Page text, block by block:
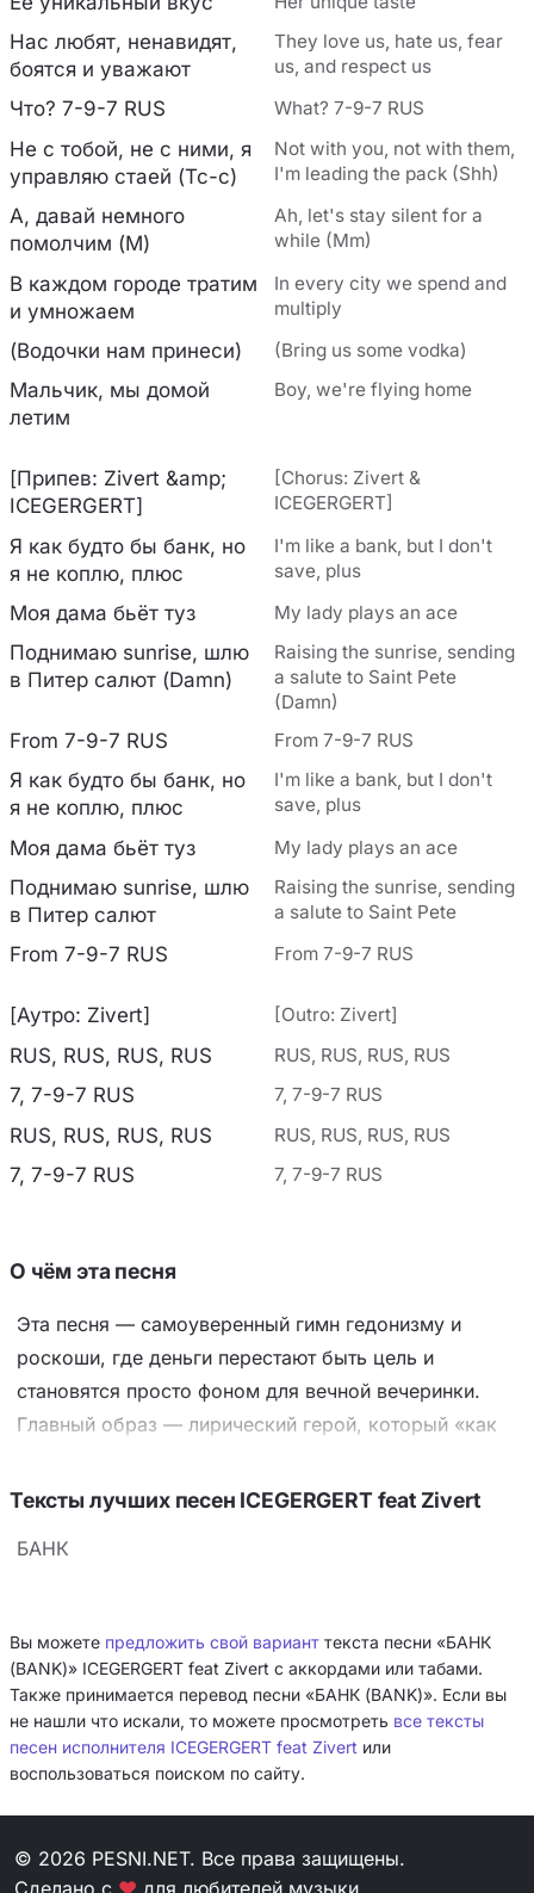
Нас любят, ненавидят,
боятся и уважают
They love us, hate us, fear
us, and respect us
Что? 7-9-7 RUS What? 7-9-7 RUS
Не с тобой, не с ними, я
управляю стаей (Тс-с)
Not with you, not with them,
I'm leading the pack (Shh)
А, давай немного
помолчим (М)
Ah, let's stay silent for a
while (Mm)
В каждом городе тратим
и умножаем
In every city we spend and
multiply
(Водочки нам принеси) (Bring us some vodka)
Мальчик, мы домой
летим
Boy, we're flying home
[Припев: Zivert &amp;
ICEGERGERT]
[Chorus: Zivert &
ICEGERGERT]
Я как будто бы банк, но
я не коплю, плюс
I'm like a bank, but I don't
save, plus
Моя дама бьёт туз My lady plays an ace
Поднимаю sunrise, шлю
в Питер салют (Damn)
Raising the sunrise, sending
a salute to Saint Pete
(Damn)
From 7-9-7 RUS From 7-9-7 RUS
Я как будто бы банк, но
я не коплю, плюс
I'm like a bank, but I don't
save, plus
Моя дама бьёт туз My lady plays an ace
Поднимаю sunrise, шлю
в Питер салют
Raising the sunrise, sending
a salute to Saint Pete
From 7-9-7 RUS From 7-9-7 RUS
[Аутро: Zivert] [Outro: Zivert]
RUS, RUS, RUS, RUS RUS, RUS, RUS, RUS
7, 7-9-7 RUS 7, 7-9-7 RUS
RUS, RUS, RUS, RUS RUS, RUS, RUS, RUS
7, 7-9-7 RUS 7, 7-9-7 RUS
О чём эта песня
Эта песня — самоуверенный гимн гедонизму и
роскоши, где деньги перестают быть цель и
становятся просто фоном для вечной вечеринки.
Главный образ — лирический герой, который «как
копит, а только тратит: всё кружится в потоке шотов
приём — смешивать элитарное (Вивальди, Cartier) с
здесь не в сбережениях, а в умении красиво жить и
управлять «стаей». Настроение — дерзкое, почти
цирковое, с лёгким налётом цинизма: «Нас любят,
ненавидят — плевать».
Тексты лучших песен ICEGERGERT feat Zivert
БАНК
Вы можете предложить свой вариант текста песни «БАНК
(BANK)» ICEGERGERT feat Zivert с аккордами или табами.
Также принимается перевод песни «БАНК (BANK)». Если вы
не нашли что искали, то можете просмотреть все тексты
песен исполнителя ICEGERGERT feat Zivert или
воспользоваться поиском по сайту.
© 2026 PESNI.NET. Все права защищены.
Сделано с ❤ для любителей музыки